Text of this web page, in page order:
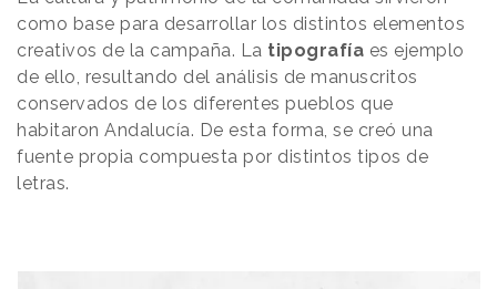
como base para desarrollar los distintos elementos
creativos de la campaña. La tipografía es ejemplo
de ello, resultando del análisis de manuscritos
conservados de los diferentes pueblos que
habitaron Andalucía. De esta forma, se creó una
fuente propia compuesta por distintos tipos de
letras.